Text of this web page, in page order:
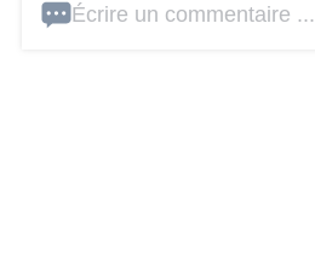
Écrire un commentaire ...